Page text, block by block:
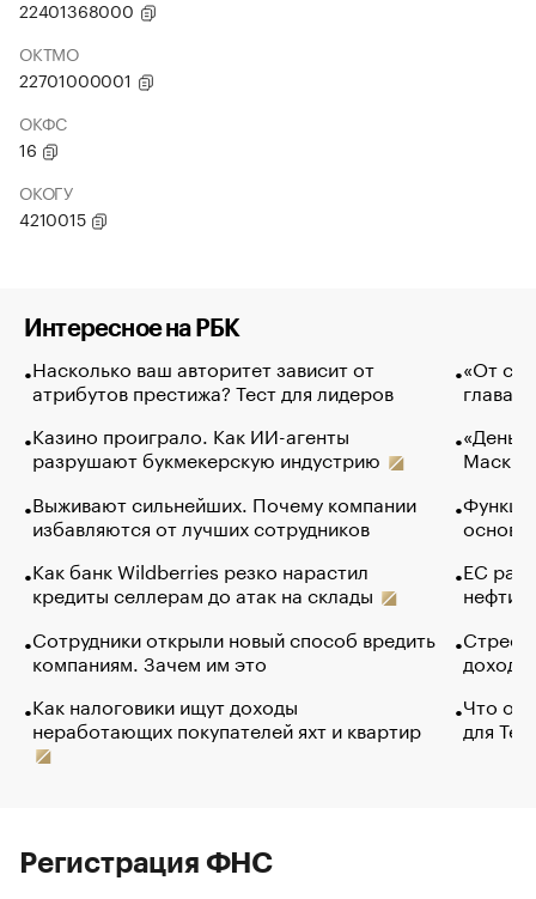
22401368000
ОКТМО
22701000001
ОКФС
16
ОКОГУ
4210015
Интересное на РБК
Насколько ваш авторитет зависит от
атрибутов престижа? Тест для лидеров
Казино проиграло. Как ИИ-агенты
разрушают букмекерскую индустрию
Выживают сильнейших. Почему компании
избавляются от лучших сотрудников
Как банк Wildberries резко нарастил
кредиты селлерам до атак на склады
Сотрудники открыли новый способ вредить
компаниям. Зачем им это
Как налоговики ищут доходы
неработающих покупателей яхт и квартир
«От
глава
Маск в
основ
ЕС
нефти
Что
для
Регистрация ФНС